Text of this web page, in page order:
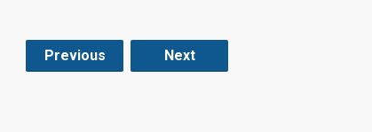
Previous Next